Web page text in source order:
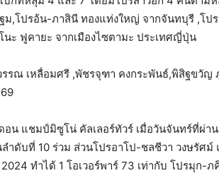
,โปรอ้น-ภาสินี ทองแท่งใหญ่ จากจันทบุรี ,โ
ะ ฟูคายะ จากเมืองไซตามะ ประเทศญี่ปุ่น
รณ เหลื่อมศรี ,พัชรจุฑา คงกระพันธ์,พิสิฐขวัญ
น แชมป์มิซูโน่ คัลเลอร์ทัวร์ เมื่อวันจันทร์ที่ผ่า
ำดับที่ 10 ร่วม ส่วนโปรอาโป-ชลชีวา วงษรัศ
ทำได้ 1 โอเวอร์พาร์ 73 เท่ากับ โปรมุก